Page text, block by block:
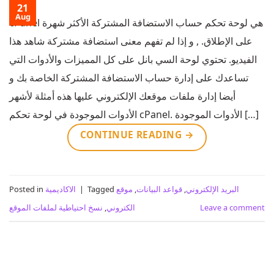
21
Aug
cPanel هي لوحة تحكم حساب الاستضافة المشتركة الأكثر شهرة
على الإطلاق. , و إذا لم تفهم معنى استضافة مشتركة شاهد هذا
الفيديو. تحتوي لوحة السي بانل على كل المميزات والأدوات التي
تساعدك على إدارة حساب الاستضافة المشتركة الخاصة بك و
أيضا إدارة ملفات موقعك الإلكتروني عليها هذه أمثلة لأشهر
الأدوات الموجودة في لوحة تحكم cPanel. الأدوات الموجودة […]
CONTINUE READING →
Posted in الاكاديمية | Tagged البريد الإلكتروني قواعد البيانات موقع
الكتروني نسخ احتياطية لملفات الموقع Leave a comment